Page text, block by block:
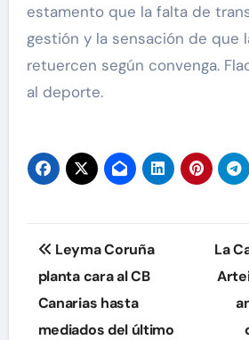
estamento que la falta de
gestión y la sensación de que
retuercen según convenga.
al deporte.
Navegación
de
entradas
Leyma Coruña
planta cara al CB
Canarias hasta
mediados del último
La